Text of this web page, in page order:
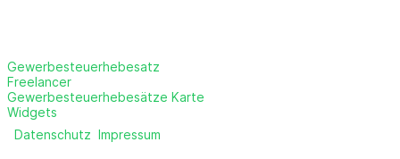
Gewerbesteuerhebesatz
Freelancer
Gewerbesteuerhebesätze Karte
Widgets
Datenschutz Impressum